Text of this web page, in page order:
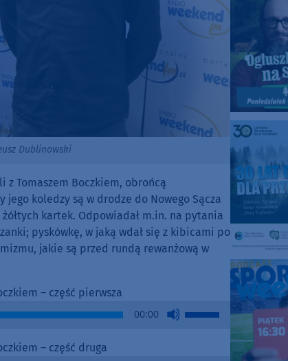
Dublinowski
z Tomaszem Boczkiem, obrońcą
jego koledzy są w drodze do Nowego Sącza
kartek. Odpowiadał m.in. na pytania
pyskówkę, w jaką wdał się z kibicami po
jakie są przed rundą rewanżową w
– część pierwsza
00:00
Use
Up/Down
– część druga